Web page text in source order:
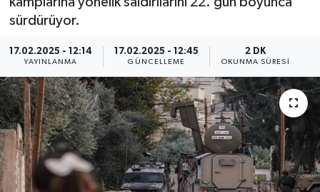
sürdürüyor.
17.02.2025 - 12:14
YAYINLANMA
17.02.2025 - 12:45
GÜNCELLEME
2 DK
OKUNMA SÜRESI
Kadın
Kültür & Sanat
Magazin
Politika
Sağlık
Tüm Manşetler
Son Dakika Haberleri
Haber Arşivi